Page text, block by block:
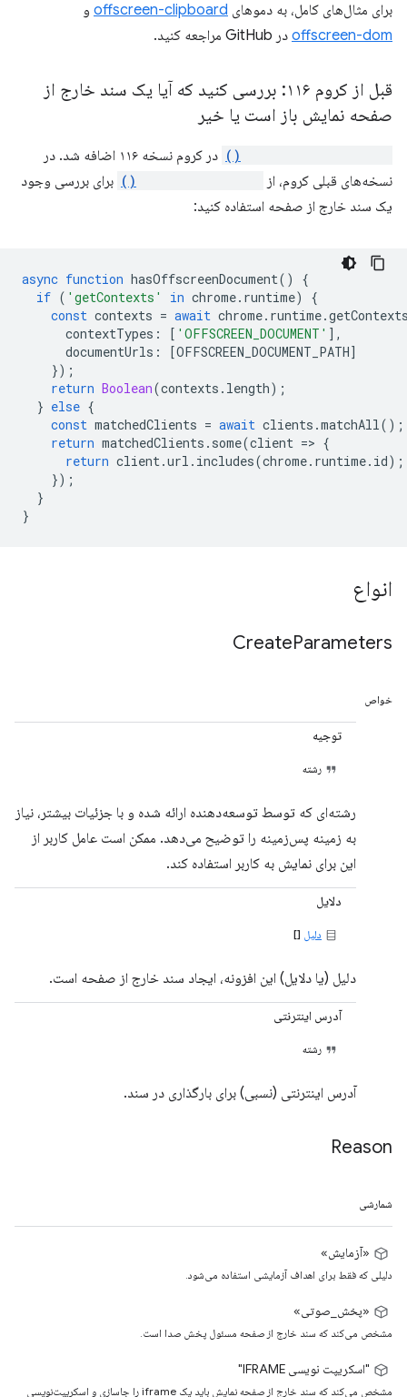
برای مثال‌های کامل، به دموهای offscreen-clipboard و
offscreen-dom در GitHub مراجعه کنید.
قبل از کروم ۱۱۶: بررسی کنید که آیا یک سند خارج از
صفحه نمایش باز است یا خیر
در کروم نسخه ۱۱۶ اضافه شد. در
نسخه‌های قبلی کروم، از
برای بررسی وجود
یک سند خارج از صفحه استفاده کنید:
async function hasOffscreenDocument()
{
if ( 'getContexts' in chrome. runtime)
{
const contexts = await chrome. runtime.
contextTypes : [ 'OFFSCREEN_DOCUMENT' ],
documentUrls : [OFFSCREEN_DOCUMENT_PATH]
});
return Boolean(contexts . length);
} else {
const matchedClients = await clients .matchAll();
return matchedClients . some(client => {
return client.url . includes(chrome. runtime. id);
});
}
}
انواع
CreateParameters
خواص
توجیه
رشته
رشته‌ای که توسط توسعه‌دهنده ارائه شده و با جزئیات بیشتر، نیاز
به زمینه پس‌زمینه را توضیح می‌دهد. ممکن است عامل کاربر از
این برای نمایش به کاربر استفاده کند.
دلایل
دلیل []
دلیل (یا دلایل) این افزونه، ایجاد سند خارج از صفحه است.
آدرس اینترنتی
رشته
آدرس اینترنتی (نسبی) برای بارگذاری در سند.
Reason
شمارشی
«آزمایش»
دلیلی که فقط برای اهداف آزمایشی استفاده می‌شود.
«پخش_صوتی»
مشخص می‌کند که سند خارج از صفحه مسئول پخش صدا است.
"اسکریپت نویسی IFRAME"
مشخص می‌کند که سند خارج از صفحه نمایش باید یک iframe را جاسازی و اسکریپت‌نویسی